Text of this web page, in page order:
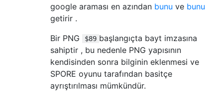
google araması en azından bunu ve bunu
getirir .
Bir PNG
$89 başlangıçta bayt imzasına
sahiptir , bu nedenle PNG yapısının
kendisinden sonra bilginin eklenmesi ve
SPORE oyunu tarafından basitçe
ayrıştırılması mümkündür.